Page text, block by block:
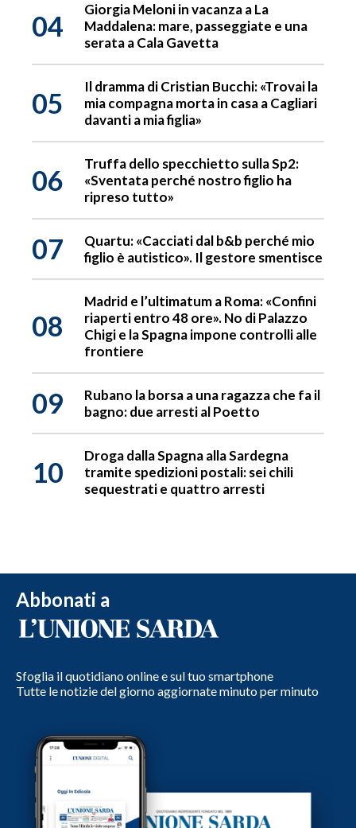
04
Giorgia Meloni in vacanza a La
Maddalena: mare, passeggiate e una
serata a Cala Gavetta
05
Il dramma di Cristian Bucchi: «Trovai la
mia compagna morta in casa a Cagliari
davanti a mia figlia»
06
Truffa dello specchietto sulla Sp2:
«Sventata perché nostro figlio ha
ripreso tutto»
07
Quartu: «Cacciati dal b&b perché mio
figlio è autistico». Il gestore smentisce
08
Madrid e l’ultimatum a Roma: «Confini
riaperti entro 48 ore». No di Palazzo
Chigi e la Spagna impone controlli alle
frontiere
09
Rubano la borsa a una ragazza che fa il
bagno: due arresti al Poetto
10
Droga dalla Spagna alla Sardegna
tramite spedizioni postali: sei chili
sequestrati e quattro arresti
Abbonati a
Sfoglia il quotidiano online e sul tuo smartphone
Tutte le notizie del giorno aggiornate minuto per minuto